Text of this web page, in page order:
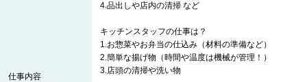
仕事内容
4.品出しや店内の清掃 など
キッチンスタッフの仕事は？
1.お惣菜やお弁当の仕込み（材料の準備など）
2.簡単な揚げ物（時間や温度は機械が管理！）
3.店頭の清掃や洗い物